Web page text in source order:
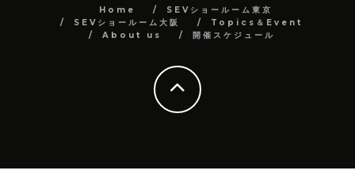
Home
SEVショールーム東京
SEVショールーム大阪
Topics＆Event
About us
開催スケジュール